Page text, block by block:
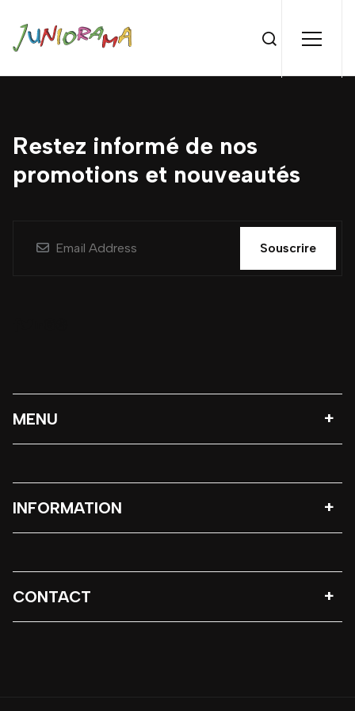
Restez informé de nos
promotions et nouveautés
Souscrire
MENU
INFORMATION
CONTACT